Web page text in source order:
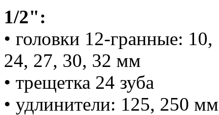
1/2":
• головки 12-гранные:
24, 27, 30, 32 мм
• трещетка 24 зуба
• удлинители: 125, 250 мм